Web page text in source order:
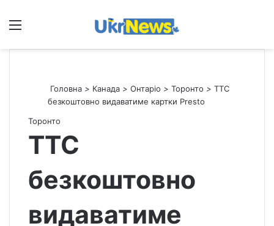
Меню
Головна > Канада > Онтаріо > Торонто > ТТС
безкоштовно видаватиме картки Presto
Торонто
ТТС
безкоштовно
видаватиме